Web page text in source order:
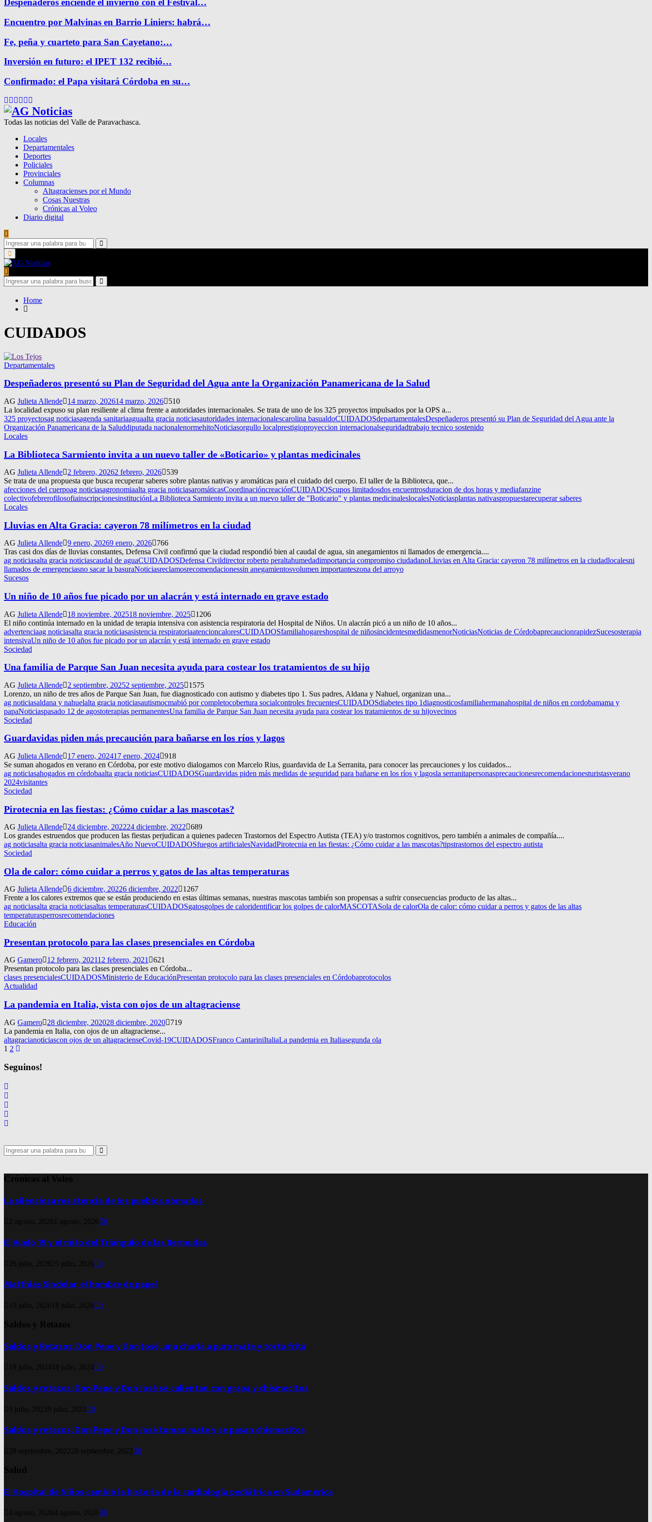
Despeñaderos enciende el invierno con el Festival…
Encuentro por Malvinas en Barrio Liniers: habrá…
Fe, peña y cuarteto para San Cayetano:…
Inversión en futuro: el IPET 132 recibió…
Confirmado: el Papa visitará Córdoba en su…
Facebook
Twitter
Instagram
Pinterest
Google
Todas las noticias del Valle de Paravachasca.
Locales
Departamentales
Deportes
Policiales
Provinciales
Columnas
Altagracienses por el Mundo
Cosas Nuestras
Crónicas al Voleo
Diario digital
Search
for:
Search
Primary
Menu
Search
for:
Search
Home
CUIDADOS
Departamentales
Despeñaderos presentó su Plan de Seguridad del Agua ante la Organización Panamericana de la Salud
AG Julieta Allende 14 marzo, 202614 marzo, 2026
510
La localidad expuso su plan resiliente al clima frente a autoridades internacionales. Se trata de uno de los 325 proyectos impulsados por la OPS a...
325 proyectosag noticiasagenda sanitariaaguaalta gracia noticiasautoridades internacionalescarolina basualdoCUIDADOSdepartamentalesDespeñaderos presentó su Plan de Seguridad del Agua ante la
Organización Panamericana de la Saluddiputada nacionalenormehitoNoticiasorgullo localprestigioproyeccion internacionalseguridadtrabajo tecnico sostenido
Locales
La Biblioteca Sarmiento invita a un nuevo taller de «Boticario» y plantas medicinales
AG Julieta Allende 2 febrero, 20262 febrero, 2026
539
Se trata de una propuesta que busca recuperar saberes sobre plantas nativas y aromáticas para el cuidado del cuerpo. El taller de la Biblioteca, que...
afecciones del cuerpoag noticiasagronomiaalta gracia noticiasaromáticasCoordinacióncreaciónCUIDADOScupos limitadosdos encuentrosduracion de dos horas y mediafanzine
colectivofebrerofilosofiainscripcionesinstituciónLa Biblioteca Sarmiento invita a un nuevo taller de "Boticario" y plantas medicinaleslocalesNoticiasplantas nativaspropuestarecuperar saberes
Locales
Lluvias en Alta Gracia: cayeron 78 milímetros en la ciudad
AG Julieta Allende 9 enero, 20269 enero, 2026
766
Tras casi dos días de lluvias constantes, Defensa Civil confirmó que la ciudad respondió bien al caudal de agua, sin anegamientos ni llamados de emergencia....
ag noticiasalta gracia noticiascaudal de aguaCUIDADOSDefensa Civildirector roberto peraltahumedadimportancia compromiso ciudadanoLluvias en Alta Gracia: cayeron 78 milímetros en la ciudadlocalesni
llamados de emergenciasno sacar la basuraNoticiasreclamosrecomendacionessin anegamientosvolumen importanteszona del arroyo
Sucesos
Un niño de 10 años fue picado por un alacrán y está internado en grave estado
AG Julieta Allende 18 noviembre, 202518 noviembre, 2025
1206
El niño continúa internado en la unidad de terapia intensiva con asistencia respiratoria del Hospital de Niños. Un alacrán picó a un niño de 10 años...
advertenciaag noticiasalta gracia noticiasasistencia respiratoriaatencioncaloresCUIDADOSfamiliahogareshospital de niñosincidentesmedidasmenorNoticiasNoticias de CórdobaprecaucionrapidezSucesosterapia
intensivaUn niño de 10 años fue picado por un alacrán y está internado en grave estado
Sociedad
Una familia de Parque San Juan necesita ayuda para costear los tratamientos de su hijo
AG Julieta Allende 2 septiembre, 20252 septiembre, 2025
1575
Lorenzo, un niño de tres años de Parque San Juan, fue diagnosticado con autismo y diabetes tipo 1. Sus padres, Aldana y Nahuel, organizan una...
ag noticiasaldana y nahuelalta gracia noticiasautismocmabió por completocobertura socialcontroles frecuentesCUIDADOSdiabetes tipo 1diagnosticosfamiliahermanahospital de niños en cordobamama y
papaNoticiaspasado 12 de agostoterapias permanentesUna familia de Parque San Juan necesita ayuda para costear los tratamientos de su hijovecinos
Sociedad
Guardavidas piden más precaución para bañarse en los ríos y lagos
AG Julieta Allende 17 enero, 202417 enero, 2024 918
Se suman ahogados en verano en Córdoba, por este motivo dialogamos con Marcelo Rius, guardavida de La Serranita, para conocer las precauciones y los cuidados...
ag noticiasahogados en córdobaalta gracia noticiasCUIDADOSGuardavidas piden más medidas de seguridad para bañarse en los ríos y lagosla serranitapersonasprecaucionesrecomendacionesturistasverano
2024visitantes
Sociedad
Pirotecnia en las fiestas: ¿Cómo cuidar a las mascotas?
AG Julieta Allende 24 diciembre, 202224 diciembre, 2022
689
Los grandes estruendos que producen las fiestas perjudican a quienes padecen Trastornos del Espectro Autista (TEA) y/o trastornos cognitivos, pero también a animales de compañía....
ag noticiasalta gracia noticiasanimalesAño NuevoCUIDADOSfuegos artificialesNavidadPirotecnia en las fiestas: ¿Cómo cuidar a las mascotas?tipstrastornos del espectro autista
Sociedad
Ola de calor: cómo cuidar a perros y gatos de las altas temperaturas
AG Julieta Allende 6 diciembre, 20226 diciembre, 2022
1267
Frente a los calores extremos que se están produciendo en estas últimas semanas, nuestras mascotas también son propensas a sufrir consecuencias producto de las altas...
ag noticiasalta gracia noticiasaltas temperaturasCUIDADOSgatosgolpes de caloridentificar los golpes de calorMASCOTASola de calorOla de calor: cómo cuidar a perros y gatos de las altas
temperaturasperrosrecomendaciones
Educación
Presentan protocolo para las clases presenciales en Córdoba
AG Gamero 12 febrero, 202112 febrero, 2021
621
Presentan protocolo para las clases presenciales en Córdoba...
clases presencialesCUIDADOSMinisterio de EducaciónPresentan protocolo para las clases presenciales en Córdobaprotocolos
Actualidad
La pandemia en Italia, vista con ojos de un altagraciense
AG Gamero 28 diciembre, 202028 diciembre, 2020
719
La pandemia en Italia, con ojos de un altagraciense...
altagracianoticiascon ojos de un altagracienseCovid-19CUIDADOSFranco CantariniItaliaLa pandemia en Italiasegunda ola
Navegación
de
entradas
1 2
Seguinos!
Search
for:
Search
Crónicas al Voleo
La silenciosa resistencia de los pueblos nómadas
2 agosto, 2026 1 agosto, 2026 0
El Vuelo 19 y el mito del Triángulo de las Bermudas
26 julio, 2026 25 julio, 2026 0
Matthias Sindelar, el hombre de papel
19 julio, 2026 18 julio, 2026 0
Saldos y Retazos
Saldos y Retazos: Don Pepe y Don José, una charla a puro mate y torta frita
18 julio, 2024 18 julio, 2024 0
Saldos y retazos: Don Pepe y Don José se calientan con grapa y chismecitos
9 julio, 20239 julio, 2023 0
Saldos y retazos: Don Pepe y Don José toman mate y se pasan chismecitos
28 septiembre, 2022 28 septiembre, 2022 0
Salud
El Hospital de Niños cambió la historia de la cardiología pediátrica en Sudamérica
4 agosto, 20264 agosto, 2026 0